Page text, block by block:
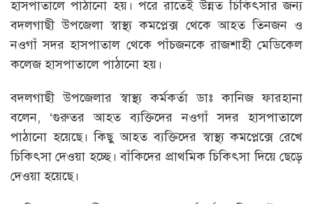
হাসপাতালে পাঠানো হয়। পরে রাতেই উন্নত চিকিৎসার জন্য
বদলগাছী উপজেলা স্বাস্থ্য কমপ্লেক্স থেকে আহত তিনজন ও
নওগাঁ সদর হাসপাতাল থেকে পাঁচজনকে রাজশাহী মেডিকেল
কলেজ হাসপাতালে পাঠানো হয়।
বদলগাছী উপজেলার স্বাস্থ্য কর্মকর্তা ডাঃ কানিজ ফারহানা
বলেন, ‘গুরুতর আহত ব্যক্তিদের নওগাঁ সদর হাসপাতালে
পাঠানো হয়েছে। কিছু আহত ব্যক্তিদের স্বাস্থ্য কমপ্লেক্সে রেখে
চিকিৎসা দেওয়া হচ্ছে। বাঁকিদের প্রাথমিক চিকিৎসা দিয়ে ছেড়ে
দেওয়া হয়েছে।